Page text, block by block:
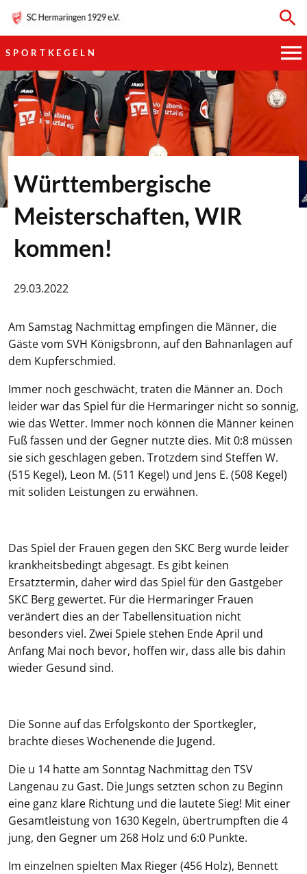
SPORTKEGELN
HAUPTVEREIN
SPORTKEGELN
FUSSBALL
GYMNASTIK
Württembergische
Meisterschaften, WIR
kommen!
29.03.2022
Am Samstag Nachmittag empfingen die Männer, die
Gäste vom SVH Königsbronn, auf den Bahnanlagen auf
dem Kupferschmied.
Immer noch geschwächt, traten die Männer an. Doch
leider war das Spiel für die Hermaringer nicht so sonnig,
wie das Wetter. Immer noch können die Männer keinen
Fuß fassen und der Gegner nutzte dies. Mit 0:8 müssen
sie sich geschlagen geben. Trotzdem sind Steffen W.
(515 Kegel), Leon M. (511 Kegel) und Jens E. (508 Kegel)
mit soliden Leistungen zu erwähnen.
Das Spiel der Frauen gegen den SKC Berg wurde leider
krankheitsbedingt abgesagt. Es gibt keinen
Ersatztermin, daher wird das Spiel für den Gastgeber
SKC Berg gewertet. Für die Hermaringer Frauen
verändert dies an der Tabellensituation nicht
besonders viel. Zwei Spiele stehen Ende April und
Anfang Mai noch bevor, hoffen wir, dass alle bis dahin
wieder Gesund sind.
Die Sonne auf das Erfolgskonto der Sportkegler,
brachte dieses Wochenende die Jugend.
Die u 14 hatte am Sonntag Nachmittag den TSV
Langenau zu Gast. Die Jungs setzten schon zu Beginn
eine ganz klare Richtung und die lautete Sieg! Mit einer
Gesamtleistung von 1630 Kegeln, übertrumpften die 4
jung, den Gegner um 268 Holz und 6:0 Punkte.
Im einzelnen spielten Max Rieger (456 Holz), Bennett